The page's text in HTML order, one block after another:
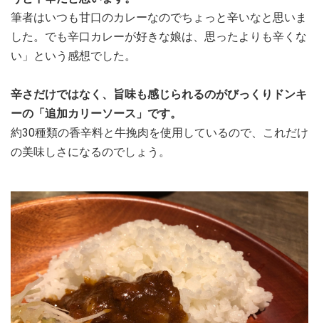
筆者はいつも甘口のカレーなのでちょっと辛いなと思いま
した。でも辛口カレーが好きな娘は、思ったよりも辛くな
い」という感想でした。
辛さだけではなく、旨味も感じられるのがびっくりドンキ
ーの「追加カリーソース」です。
約30種類の香辛料と牛挽肉を使用しているので、これだけ
の美味しさになるのでしょう。